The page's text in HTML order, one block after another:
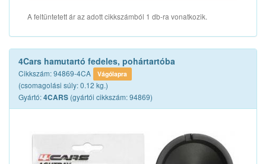
A feltüntetett ár az adott cikkszámból 1 db-ra vonatkozik.
4Cars hamutartó fedeles, pohártartóba
Cikkszám: 94869-4CA Vágólapra
(csomagolási súly: 0.12 kg.)
Gyártó:4CARS (gyártói cikkszám: 94869)